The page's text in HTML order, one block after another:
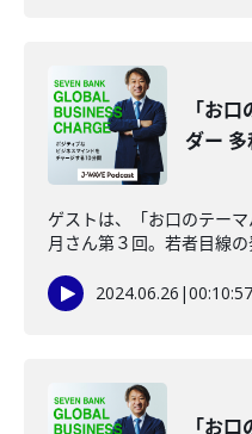
「お
ダー
ゲストは、「お口のテー
月さん第３回。若者目線の
2024.06.26 |00:10:57
「お